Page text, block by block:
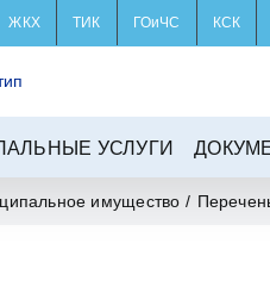
ЖКХ ТИК ГОиЧС КСК
УСЛУГИ
имущество /